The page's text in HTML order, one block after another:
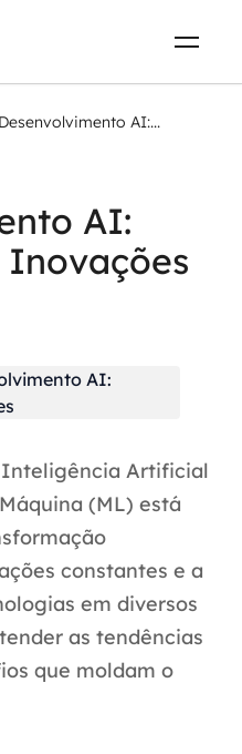
AI:...
AI:
Inovações
Inteligência Artificial
(ML) está
constantes e a
em diversos
as tendências
que moldam o